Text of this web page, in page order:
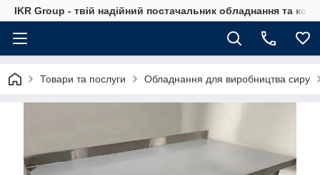
IKR Group - твій надійний постачальник обладнання та
Товари та послуги Обладнання для виробництва сиру